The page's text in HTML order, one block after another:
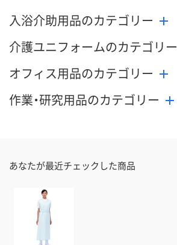
入浴介助用品のカテゴリー
介護ユニフォームのカテゴリー
オフィス用品のカテゴリー
作業・研究用品のカテゴリー
あなたが最近チェックした商品